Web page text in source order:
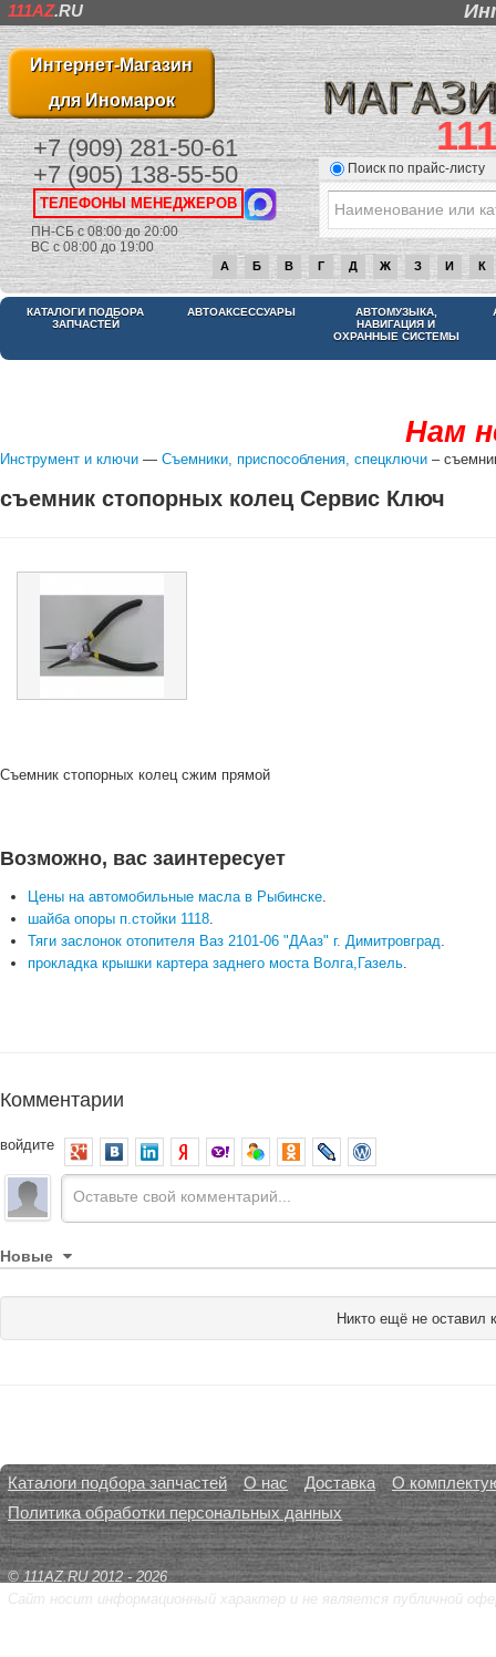
111AZ.RU
Интернет-Магазин
для Иномарок
+7 (909) 281-50-61
+7 (905) 138-55-50
ТЕЛЕФОНЫ МЕНЕДЖЕРОВ
ПН-СБ с 08:00 до 20:00
ВС с 08:00 до 19:00
Поиск по прайс-листу
А Б В Г Д Ж З И К
КАТАЛОГИ ПОДБОРА
ЗАПЧАСТЕЙ
АВТОАКСЕССУАРЫ
АВТОМУЗЫКА,
НАВИГАЦИЯ И
ОХРАННЫЕ СИСТЕМЫ
Нам
Инструмент и ключи — Съемники, приспособления, спецключи –
съемник стопорных колец Сервис Ключ
Съемник стопорных колец сжим прямой
Возможно, вас заинтересует
Цены на автомобильные масла в Рыбинске.
шайба опоры п.стойки 1118.
Тяги заслонок отопителя Ваз 2101-06 "ДАаз" г. Димитровград.
прокладка крышки картера заднего моста Волга,Газель.
Комментарии
войдите
Новые
Никто ещё не оставил
Каталоги подбора запчастей О нас Доставка
О
Политика обработки персональных данных
© 111AZ.RU 2012 - 2026
Сайт носит информационный характер и не является публичной